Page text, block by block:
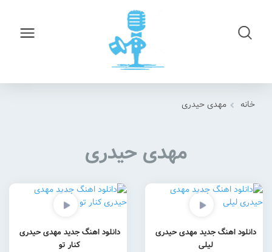
خانه مهدی حیدری
مهدی حیدری
دانلود اهنگ جدید مهدی حیدری
لیلی
دانلود اهنگ جدید مهدی حیدری
کنار تو